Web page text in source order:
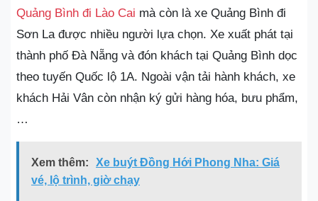
Quảng Bình đi Lào Cai mà còn là xe Quảng Bình đi
Sơn La được nhiều người lựa chọn. Xe xuất phát tại
thành phố Đà Nẵng và đón khách tại Quảng Bình dọc
theo tuyến Quốc lộ 1A. Ngoài vận tải hành khách, xe
khách Hải Vân còn nhận ký gửi hàng hóa, bưu phẩm,
…
Xem thêm:
Xe buýt Đồng Hới Phong Nha: Giá
vé, lộ trình, giờ chạy